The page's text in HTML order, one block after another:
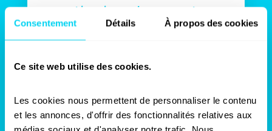
Consentement Détails À propos des cookies
Ce site web utilise des cookies.
Les cookies nous permettent de personnaliser le contenu
et les annonces, d'offrir des fonctionnalités relatives aux
médias sociaux et d'analyser notre trafic. Nous
Livraison du rapport
Une fois finalisé, le rapport d’état des lieux
sur sa conservation et sur les démarches à
suivre après les travaux (contre-visite ou
état des lieux après chantier). Ce rapport